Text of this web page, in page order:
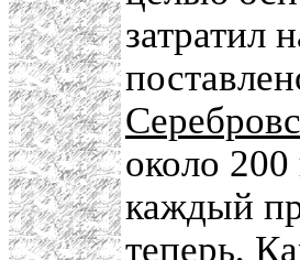
затратил
около
каждый
теперь,